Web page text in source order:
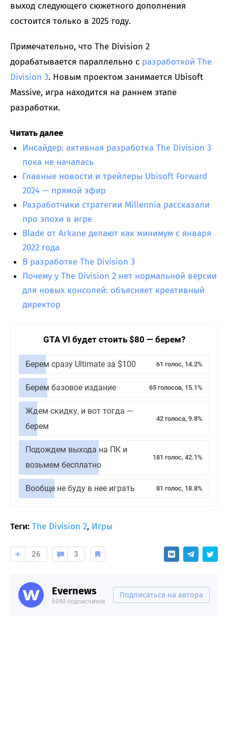
выход следующего сюжетного дополнения
состоится только в 2025 году.
Примечательно, что The Division 2
дорабатывается параллельно с разработкой The
Division 3. Новым проектом занимается Ubisoft
Massive, игра находится на раннем этапе
разработки.
Читать далее
Инсайдер: активная разработка The Division 3
пока не началась
Главные новости и трейлеры Ubisoft Forward
2024 — прямой эфир
Разработчики стратегии Millennia рассказали
про эпохи в игре
Blade от Arkane делают как минимум с января
2022 года
В разработке The Division 3
Почему у The Division 2 нет нормальной версии
для новых консолей: объясняет креативный
директор
GTA VI будет стоить $80 — берем?
Берем сразу Ultimate за $100 61 голос, 14.2%
Берем базовое издание 65 голосов, 15.1%
Ждем скидку, и вот тогда —
берем
42 голоса, 9.8%
Подождем выхода на ПК и
возьмем бесплатно
181 голос, 42.1%
Вообще не буду в нее играть 81 голос, 18.8%
Теги: The Division 2, Игры
26 3
Evernews
8090 подписчиков
Подписаться на автора